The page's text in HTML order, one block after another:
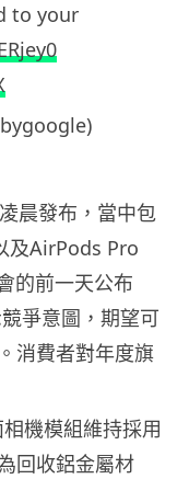
to your
晨發布，當中包
及AirPods Pro
的前一天公布
爭意圖，期望可
消費者對年度旗
機模組維持採用
回收鋁金屬材